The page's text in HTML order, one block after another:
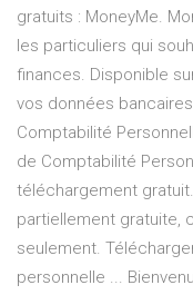
gratuits : MoneyMe.
les particuliers qui
finances. Disponible
vos données
Comptabilité
de Comptabilité
téléchargement
partiellement gratuite,
seulement.
personnelle ...